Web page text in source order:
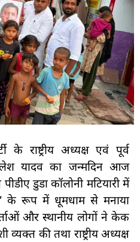
के राष्ट्रीय अध्यक्ष एवं पूर्व
यादव का जन्मदिन आज
डुडा कॉलोनी मटियारी में
के रूप में धूमधाम से मनाया
और स्थानीय लोगों ने केक
की तथा राष्ट्रीय अध्यक्ष